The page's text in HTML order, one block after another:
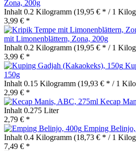
Zona, 200g
Inhalt 0.2 Kilogramm (19,95 € * / 1
3,99 € *
mit Limonenblättern, Zona, 200g
Inhalt 0.2 Kilogramm (19,95 € * / 1
3,99 € *
150g
Inhalt 0.15 Kilogramm (19,93 € * / 1
2,99 € *
Kecap
Inhalt 0.275 Liter
2,79 € *
Emping
Inhalt 0.4 Kilogramm (18,73 € * / 1
7,49 € *